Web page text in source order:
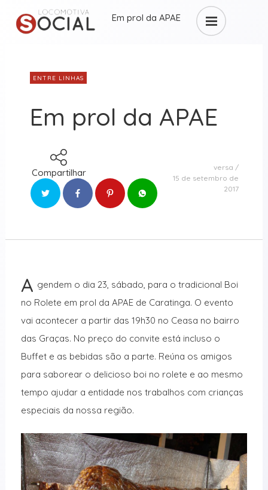
Em prol da APAE
ENTRE LINHAS
Em prol da APAE
Compartilhar
versa
15 de setembro de
2017
A gendem o dia 23, sábado, para o tradicional Boi
no Rolete em prol da APAE de Caratinga. O evento
vai acontecer a partir das 19h30 no Ceasa no bairro
das Graças. No preço do convite está incluso o
Buffet e as bebidas são a parte. Reúna os amigos
para saborear o delicioso boi no rolete e ao mesmo
tempo ajudar a entidade nos trabalhos com crianças
especiais da nossa região.